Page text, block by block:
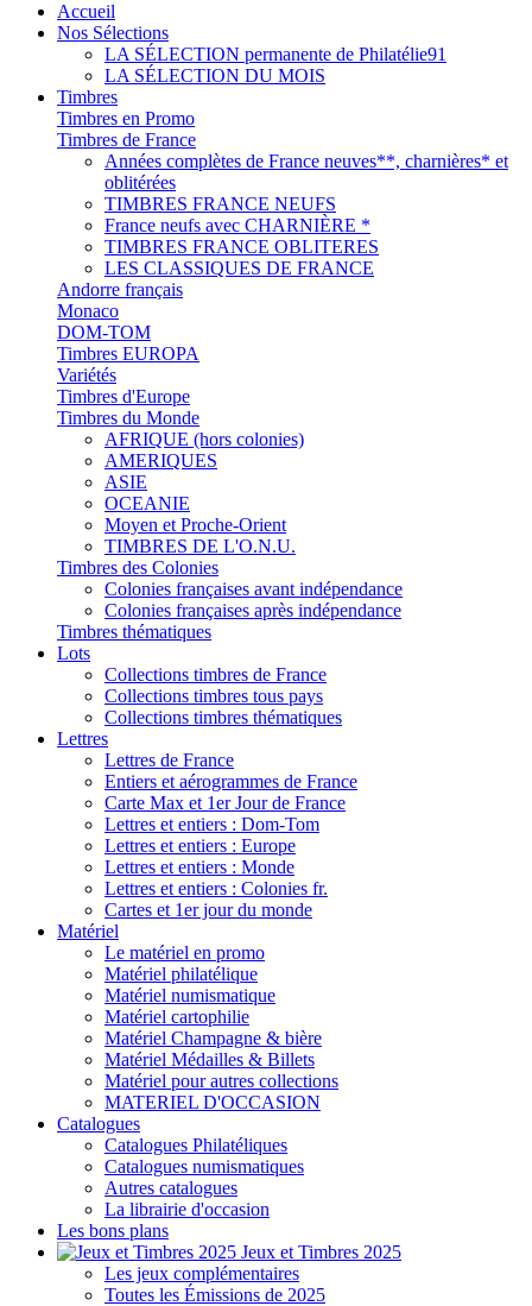
Accueil
Nos Sélections
LA SÉLECTION permanente de Philatélie91
LA SÉLECTION DU MOIS
Timbres
Timbres en Promo
Timbres de France
Années complètes de France neuves**, charnières* et
oblitérées
TIMBRES FRANCE NEUFS
France neufs avec CHARNIÈRE *
TIMBRES FRANCE OBLITERES
LES CLASSIQUES DE FRANCE
Andorre français
Monaco
DOM-TOM
Timbres EUROPA
Variétés
Timbres d'Europe
Timbres du Monde
AFRIQUE (hors colonies)
AMERIQUES
ASIE
OCEANIE
Moyen et Proche-Orient
TIMBRES DE L'O.N.U.
Timbres des Colonies
Colonies françaises avant indépendance
Colonies françaises après indépendance
Timbres thématiques
Lots
Collections timbres de France
Collections timbres tous pays
Collections timbres thématiques
Lettres
Lettres de France
Entiers et aérogrammes de France
Carte Max et 1er Jour de France
Lettres et entiers : Dom-Tom
Lettres et entiers : Europe
Lettres et entiers : Monde
Lettres et entiers : Colonies fr.
Cartes et 1er jour du monde
Matériel
Le matériel en promo
Matériel philatélique
Matériel numismatique
Matériel cartophilie
Matériel Champagne & bière
Matériel Médailles & Billets
Matériel pour autres collections
MATERIEL D'OCCASION
Catalogues
Catalogues Philatéliques
Catalogues numismatiques
Autres catalogues
La librairie d'occasion
Les bons plans
Jeux et Timbres 2025
Les jeux complémentaires
Toutes les Émissions de 2025